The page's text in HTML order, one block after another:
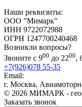
Наши реквизиты:
ООО "Мимарк"
ИНН 9722072988
ОГРН 1247700240468
Возникли вопросы?
Звоните с 900 до 2200,
+7(926)078 55-35
Email:
г. Москва,
© 2026 МИМАРК -
Заказать звонок